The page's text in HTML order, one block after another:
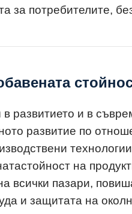
за потребителите,
развитието и в
развитие по
на
всички пазари,
и защитата на